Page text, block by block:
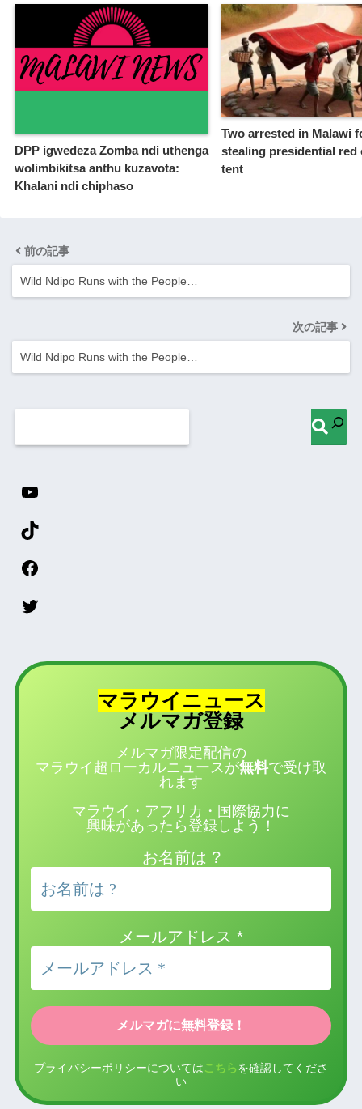
DPP igwedeza Zomba ndi uthenga
wolimbikitsa anthu kuzavota:
Khalani ndi chiphaso
Two arrested in Malawi
stealing presidential red
tent
前の記事
Wild Ndipo Runs with the People…
次の記事
Wild Ndipo Runs with the People…
マラウイニュース
メルマガ登録
メルマガ限定配信の
マラウイ超ローカルニュースが無料で受け取
れます
マラウイ・アフリカ・国際協力に
興味があったら登録しよう！
お名前は ?
メールアドレス *
プライバシーポリシーについては こちら を確認してくださ
い